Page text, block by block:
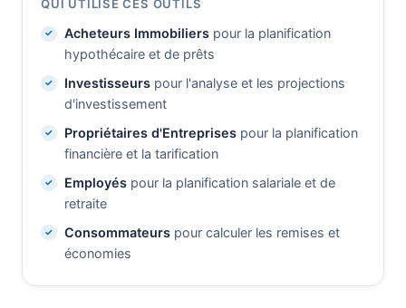
QUI UTILISE CES OUTILS
Acheteurs Immobilierspour la planification
hypothécaire et de prêts
Investisseurspour l'analyse et les projections
d'investissement
Propriétaires d'Entreprisespour la planification
financière et la tarification
Employéspour la planification salariale et de
retraite
Consommateurspour calculer les remises et
économies